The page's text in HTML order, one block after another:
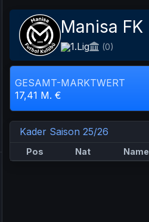
Manisa FK
1.Lig (0)
GESAMT-MARKTWERT
17,41 M. €
Kader Saison 25/26
Pos Nat Name